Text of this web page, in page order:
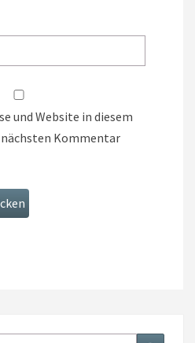
und Website in diesem
Kommentar